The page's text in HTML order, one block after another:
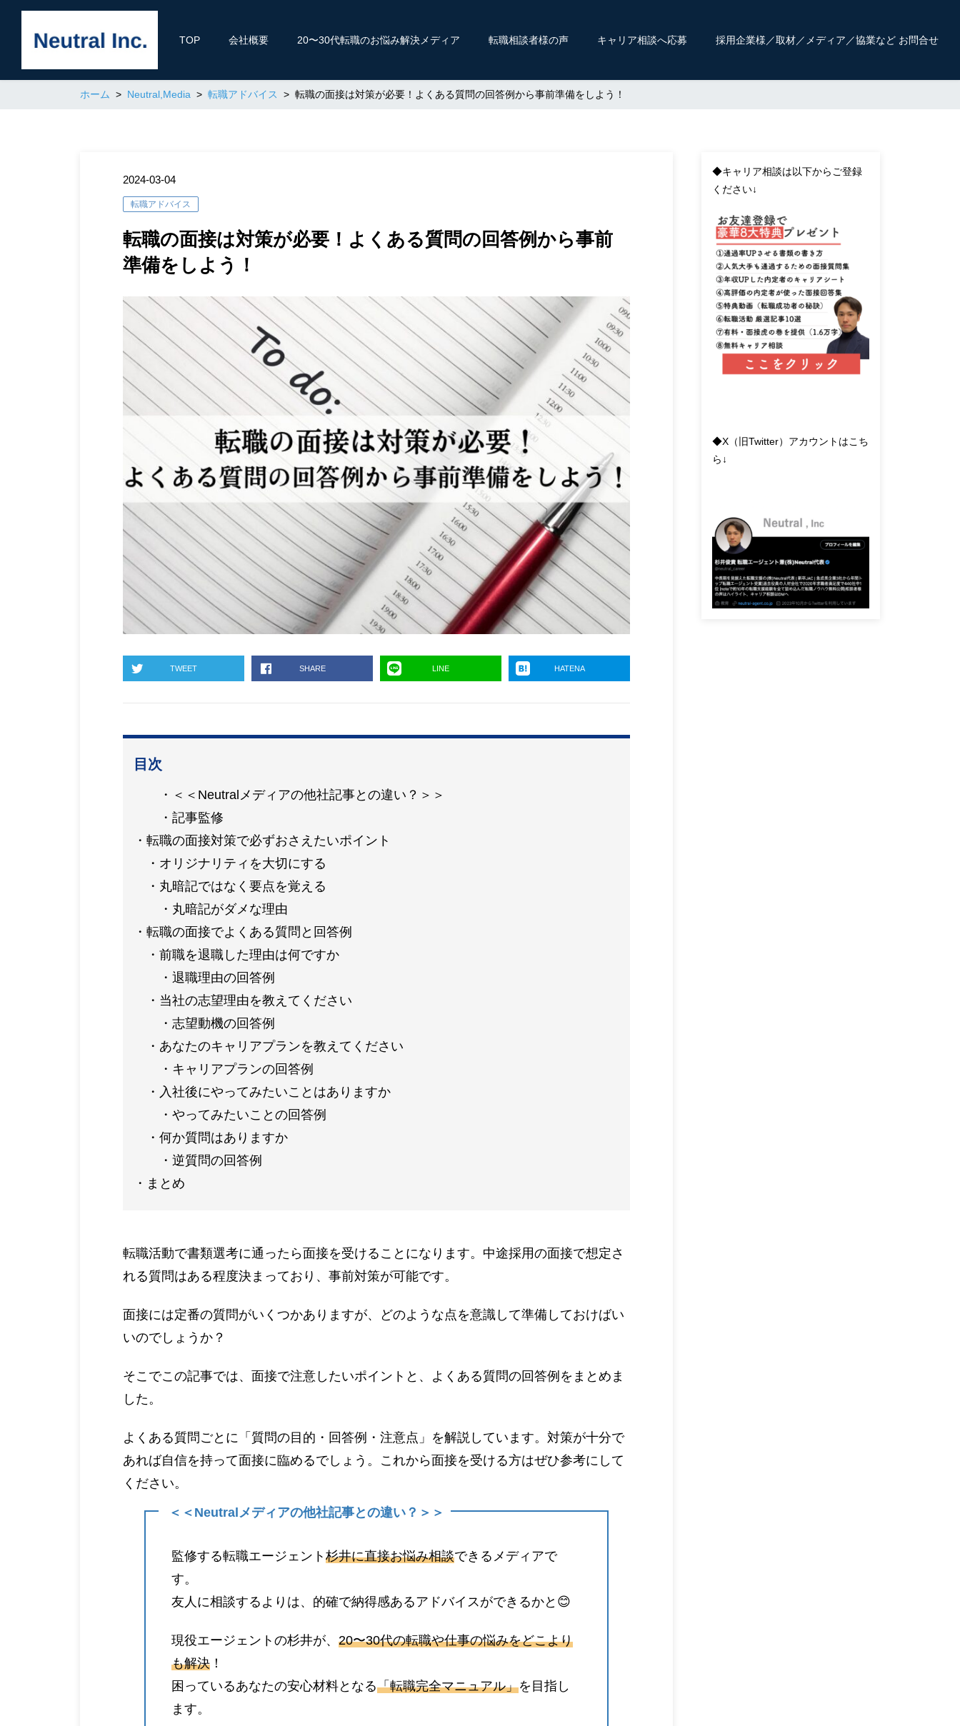
TOP 会社概要 20〜30代転職のお悩み解決メディア 転職相談者様の声 キャリア相談へ応募 採用企業様／取材／メディア／協業など お問合せ
ホーム Neutral,Media 転職アドバイス 転職の面接は対策が必要！よくある質問の回答例から事前準備をしよう！
2024-03-04
転職アドバイス
転職の面接は対策が必要！よくある質問の回答例から事前
準備をしよう！
TWEET SHARE LINE HATENA
目次
＜＜Neutralメディアの他社記事との違い？＞＞
記事監修
転職の面接対策で必ずおさえたいポイント
オリジナリティを大切にする
丸暗記ではなく要点を覚える
丸暗記がダメな理由
転職の面接でよくある質問と回答例
前職を退職した理由は何ですか
退職理由の回答例
当社の志望理由を教えてください
志望動機の回答例
あなたのキャリアプランを教えてください
キャリアプランの回答例
入社後にやってみたいことはありますか
やってみたいことの回答例
何か質問はありますか
逆質問の回答例
まとめ
転職活動で書類選考に通ったら面接を受けることになります。中途採用の面接で想定さ
れる質問はある程度決まっており、事前対策が可能です。
面接には定番の質問がいくつかありますが、どのような点を意識して準備しておけばい
いのでしょうか？
そこでこの記事では、面接で注意したいポイントと、よくある質問の回答例をまとめま
した。
よくある質問ごとに「質問の目的・回答例・注意点」を解説しています。対策が十分で
あれば自信を持って面接に臨めるでしょう。これから面接を受ける方はぜひ参考にして
ください。
＜＜Neutralメディアの他社記事との違い？＞＞
監修する転職エージェント 杉井に直接お悩み相談できるメディアで
す。
友人に相談するよりは、的確で納得感あるアドバイスができるかと😊
現役エージェントの杉井が、 20〜30代の転職や仕事の悩みをどこより
も解決 ！
困っているあなたの安心材料となる「転職完全マニュアル」を目指し
ます。
◆キャリア相談は以下からご登録
ください↓
◆X（旧Twitter）アカウントはこち
ら↓